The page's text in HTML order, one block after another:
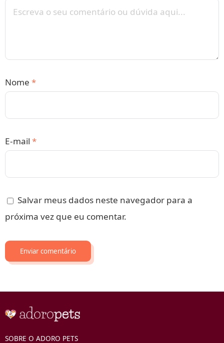
Nome *
E-mail *
Salvar meus dados neste navegador para a
próxima vez que eu comentar.
SOBRE O ADORO PETS